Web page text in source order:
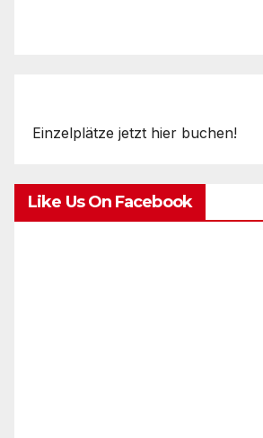
Einzelplätze jetzt hier buchen!
Like Us On Facebook